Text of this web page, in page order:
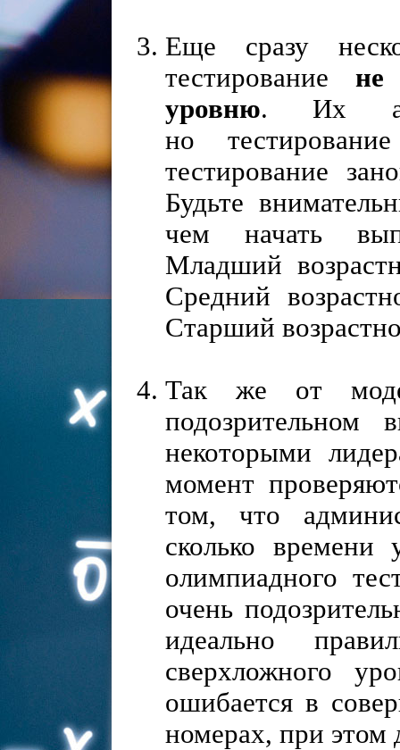
Еще сразу
тестирование не
уровню. Их
но
тестирование
Будьте
чем начать
Младший
Средний
Старший
Так же от
подозрительном
некоторыми
момент
том, что
сколько времени
олимпиадного
очень
идеально
сверхложного
ошибается в
номерах, при этом